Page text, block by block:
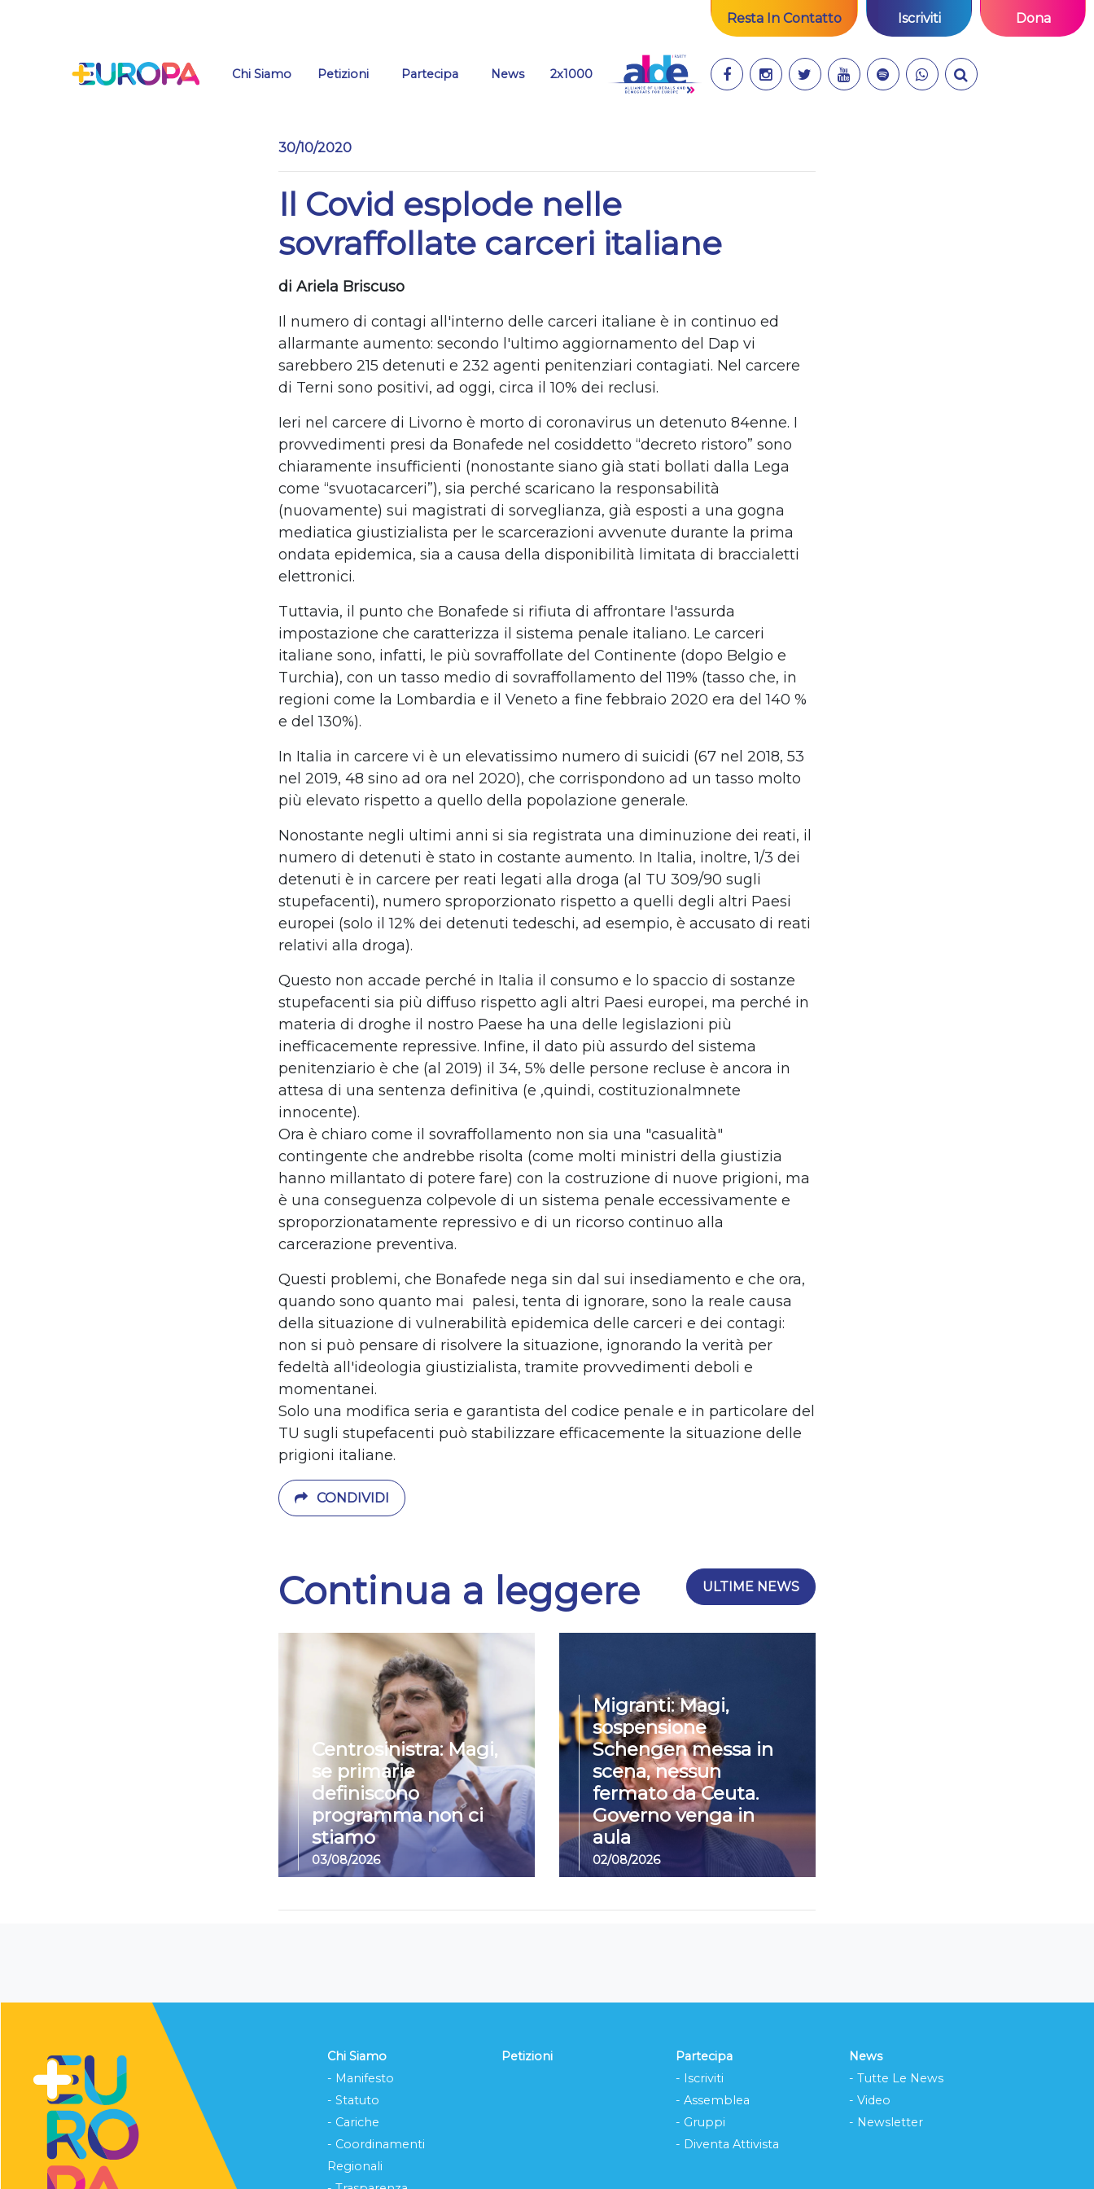
Resta In Contatto Iscriviti Dona
Chi Siamo Petizioni Partecipa News(current)
2x1000
30/10/2020
Il Covid esplode nelle
sovraffollate carceri italiane
di Ariela Briscuso
Il numero di contagi all'interno delle carceri italiane è in continuo ed
allarmante aumento: secondo l'ultimo aggiornamento del Dap vi
sarebbero 215 detenuti e 232 agenti penitenziari contagiati. Nel carcere
di Terni sono positivi, ad oggi, circa il 10% dei reclusi.
Ieri nel carcere di Livorno è morto di coronavirus un detenuto 84enne. I
provvedimenti presi da Bonafede nel cosiddetto “decreto ristoro” sono
chiaramente insufficienti (nonostante siano già stati bollati dalla Lega
come “svuotacarceri”), sia perché scaricano la responsabilità
(nuovamente) sui magistrati di sorveglianza, già esposti a una gogna
mediatica giustizialista per le scarcerazioni avvenute durante la prima
ondata epidemica, sia a causa della disponibilità limitata di braccialetti
elettronici.
Tuttavia, il punto che Bonafede si rifiuta di affrontare l'assurda
impostazione che caratterizza il sistema penale italiano. Le carceri
italiane sono, infatti, le più sovraffollate del Continente (dopo Belgio e
Turchia), con un tasso medio di sovraffollamento del 119% (tasso che, in
regioni come la Lombardia e il Veneto a fine febbraio 2020 era del 140 %
e del 130%).
In Italia in carcere vi è un elevatissimo numero di suicidi (67 nel 2018, 53
nel 2019, 48 sino ad ora nel 2020), che corrispondono ad un tasso molto
più elevato rispetto a quello della popolazione generale.
Nonostante negli ultimi anni si sia registrata una diminuzione dei reati, il
numero di detenuti è stato in costante aumento. In Italia, inoltre, 1/3 dei
detenuti è in carcere per reati legati alla droga (al TU 309/90 sugli
stupefacenti), numero sproporzionato rispetto a quelli degli altri Paesi
europei (solo il 12% dei detenuti tedeschi, ad esempio, è accusato di reati
relativi alla droga).
Questo non accade perché in Italia il consumo e lo spaccio di sostanze
stupefacenti sia più diffuso rispetto agli altri Paesi europei, ma perché in
materia di droghe il nostro Paese ha una delle legislazioni più
inefficacemente repressive. Infine, il dato più assurdo del sistema
penitenziario è che (al 2019) il 34, 5% delle persone recluse è ancora in
attesa di una sentenza definitiva (e ,quindi, costituzionalmnete
innocente).
Ora è chiaro come il sovraffollamento non sia una "casualità"
contingente che andrebbe risolta (come molti ministri della giustizia
hanno millantato di potere fare) con la costruzione di nuove prigioni, ma
è una conseguenza colpevole di un sistema penale eccessivamente e
sproporzionatamente repressivo e di un ricorso continuo alla
carcerazione preventiva.
Questi problemi, che Bonafede nega sin dal sui insediamento e che ora,
quando sono quanto mai palesi, tenta di ignorare, sono la reale causa
della situazione di vulnerabilità epidemica delle carceri e dei contagi:
non si può pensare di risolvere la situazione, ignorando la verità per
fedeltà all'ideologia giustizialista, tramite provvedimenti deboli e
momentanei.
Solo una modifica seria e garantista del codice penale e in particolare del
TU sugli stupefacenti può stabilizzare efficacemente la situazione delle
prigioni italiane.
CONDIVIDI
Continua a leggere ULTIME NEWS
Centrosinistra: Magi,
se primarie
definiscono
programma non ci
stiamo
03/08/2026
Migranti: Magi,
sospensione
Schengen messa in
scena, nessun
fermato da Ceuta.
Governo venga in
aula
02/08/2026
Chi Siamo
- Manifesto
- Statuto
- Cariche
- Coordinamenti
Regionali
Petizioni
Partecipa
- Iscriviti
- Assemblea
- Gruppi
- Diventa Attivista
News
- Tutte Le News
- Video
- Newsletter